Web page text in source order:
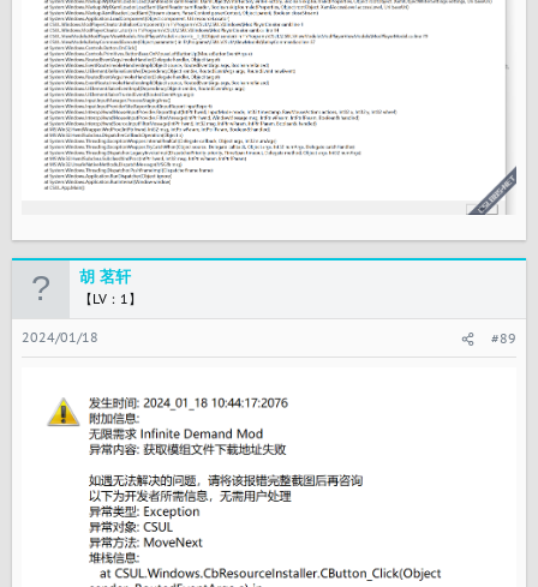
胡 茗轩
【LV：1】
2024/01/18 #89